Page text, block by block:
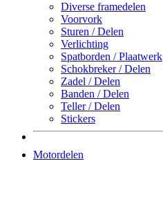
Diverse framedelen
Voorvork
Sturen / Delen
Verlichting
Spatborden / Plaatwerk
Schokbreker / Delen
Zadel / Delen
Banden / Delen
Teller / Delen
Stickers
Motordelen